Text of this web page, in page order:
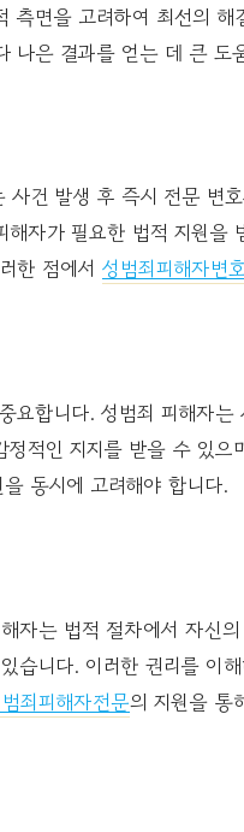
면을 고려하여 최선의 해
나은 결과를 얻는 데 큰 도
건 발생 후 즉시 전문 변
자가 필요한 법적 지원을
한 점에서 성범죄피해자변
요합니다. 성범죄 피해자
적인 지지를 받을 수 있
동시에 고려해야 합니다.
자는 법적 절차에서 자신
습니다. 이러한 권리를 이
죄피해자전문의 지원을 통